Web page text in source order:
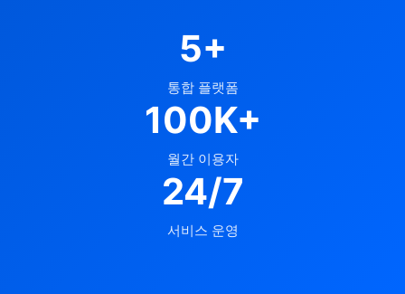
5+
통합 플랫폼
100K+
월간 이용자
24/7
서비스 운영